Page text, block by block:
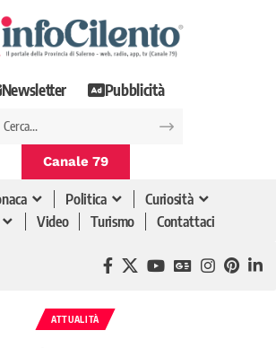
Newsletter Pubblicità
Canale 79
Politica
Curiosità
Video Turismo Contattaci
ATTUALITÀ